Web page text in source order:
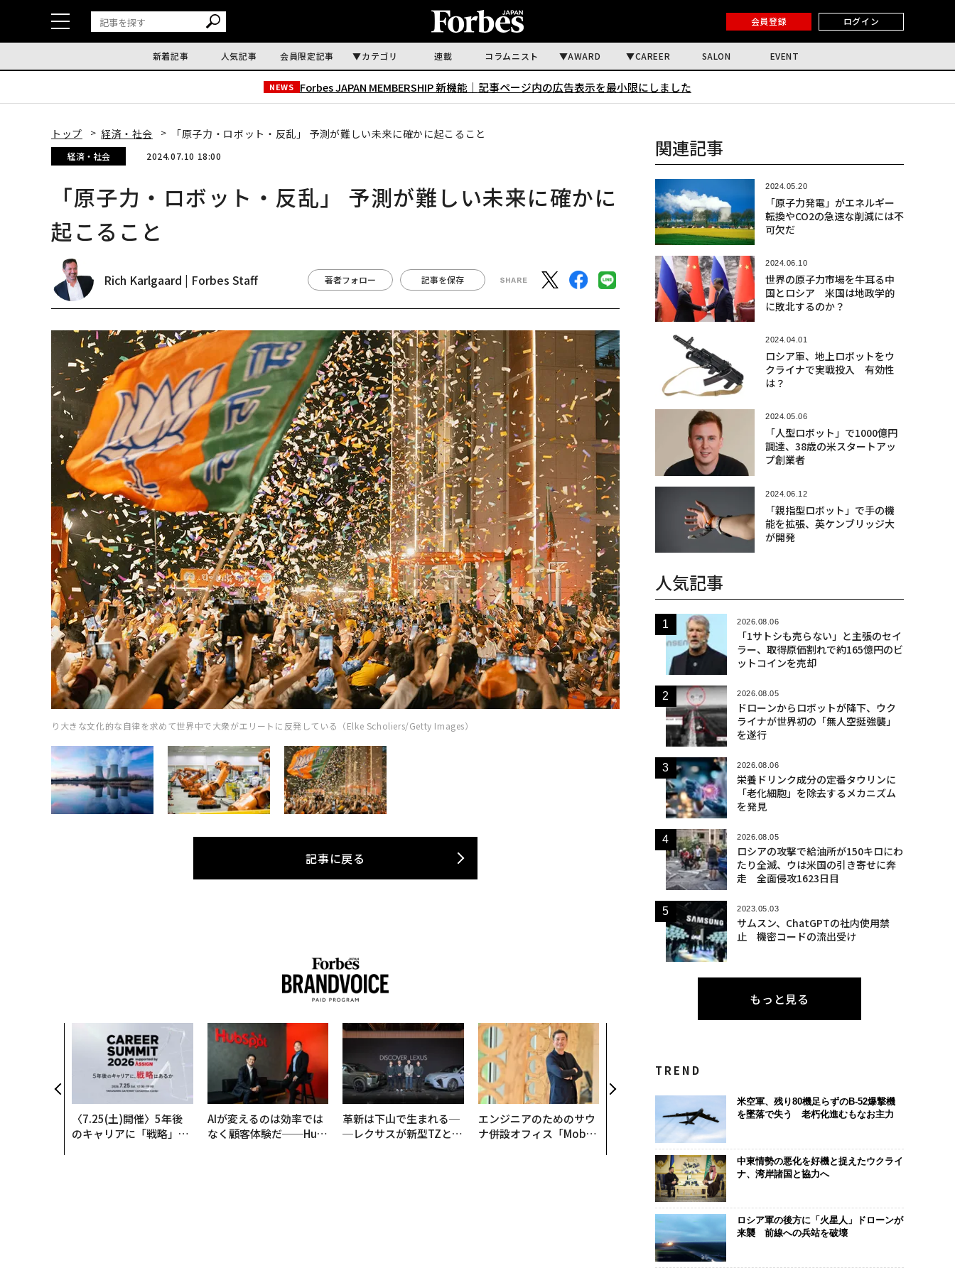
会員登録 ログイン
新着記事 人気記事 会員限定記事 カテゴリ 連載 コラムニスト AWARD CAREER SALON EVENT
NEWS Forbes JAPAN MEMBERSHIP 新機能｜ 記事ページ内の広告表示を最小限にしました
トップ 経済・社会 「原子力・ロボット・反乱」 予測が難しい未来に確かに起こること
経済・社会 2024.07.10 18:00
「原子力・ロボット・反乱」 予測が難しい未来に確かに
起こること
Rich Karlgaard | Forbes Staff 著者フォロー 記事を保存
り大きな文化的な自律を求めて世界中で大衆がエリートに反発している（Elke Scholiers/Getty Images）
記事に戻る
〈7.25(土)開催〉5年後
のキャリアに「戦略」は
AIが変えるのは効率では
なく顧客体験だ──Hub
革新は下山で生まれる─
─レクサスが新型TZとE
エンジニアのためのサウ
ナ併設オフィス「Mobiu
QAIN JAPAN 特別座談会
×PwC】
関連記事
2024.05.20
「原子力発電」がエネルギー
転換やCO2の急速な削減には不
可欠だ
2024.06.10
世界の原子力市場を牛耳る中
国とロシア 米国は地政学的
に敗北するのか？
2024.04.01
ロシア軍、地上ロボットをウ
クライナで実戦投入 有効性
は？
2024.05.06
「人型ロボット」で1000億円
調達、38歳の米スタートアッ
プ創業者
2024.06.12
「親指型ロボット」で手の機
能を拡張、英ケンブリッジ大
が開発
人気記事
2026.08.06
「1サトシも売らない」と主張のセイ
ラー、取得原価割れで約165億円のビ
ットコインを売却
2026.08.05
ドローンからロボットが降下、ウク
ライナが世界初の「無人空挺強襲」
を遂行
2026.08.06
栄養ドリンク成分の定番タウリンに
「老化細胞」を除去するメカニズム
を発見
2026.08.05
ロシアの攻撃で給油所が150キロにわ
たり全滅、ウは米国の引き寄せに奔
走 全面侵攻1623日目
2023.05.03
サムスン、ChatGPTの社内使用禁
止 機密コードの流出受け
もっと見る
TREND
米空軍、残り80機足らずのB-52爆撃機
を墜落で失う 老朽化進むもなお主力
中東情勢の悪化を好機と捉えたウクライ
ナ、湾岸諸国と協力へ
ロシア軍の後方に「火星人」ドローンが
来襲 前線への兵站を破壊